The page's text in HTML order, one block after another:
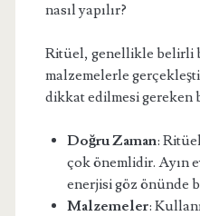
nasıl yapılır?
Ritüel, genellikle belirli
malzemelerle
dikkat edilmesi gereken
Doğru Zaman:
çok önemlidir. Ayın
enerjisi göz önünde
Malzemeler: